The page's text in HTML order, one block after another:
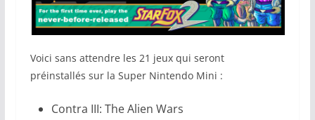
Voici sans attendre les 21 jeux qui seront
préinstallés sur la Super Nintendo Mini :
Contra III: The Alien Wars